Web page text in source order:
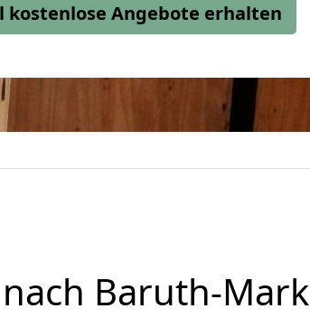
kostenlose Angebote erhalten
Baruth-Mark